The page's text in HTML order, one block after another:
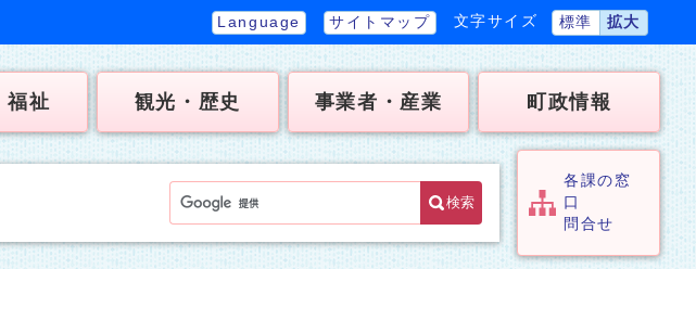
Language サイトマップ 文字サイズ 標準 拡大
福祉 観光・歴史 事業者・産業 町政情報
検索
各課の窓
口
問合せ